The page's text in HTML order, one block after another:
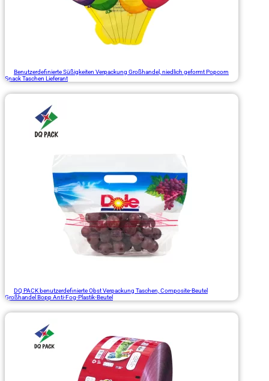
Benutzerdefinierte Süßigkeiten Verpackung Großhandel, niedlich geformt Popcorn
Snack Taschen Lieferant
DQ PACK benutzerdefinierte Obst Verpackung Taschen, Composite-Beutel
Großhandel Bopp Anti-Fog-Plastik-Beutel